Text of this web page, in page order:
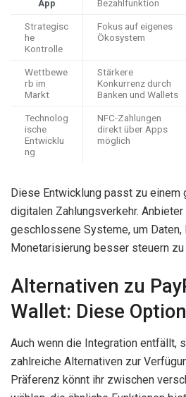
App
Bezahlfunktion
Strategisc
he
Kontrolle
Fokus auf eigenes
Ökosystem
Wettbewe
rb im
Markt
Stärkere
Konkurrenz durch
Banken und Wallets
Technolog
ische
Entwicklu
ng
NFC-Zahlungen
direkt über Apps
möglich
Diese Entwicklung passt zu einem
digitalen Zahlungsverkehr.
geschlossene Systeme, um Daten,
Monetarisierung besser steuern zu
Alternativen zu
Wallet: Diese
Auch wenn die Integration entfällt,
zahlreiche Alternativen zur
Präferenz könnt ihr zwischen